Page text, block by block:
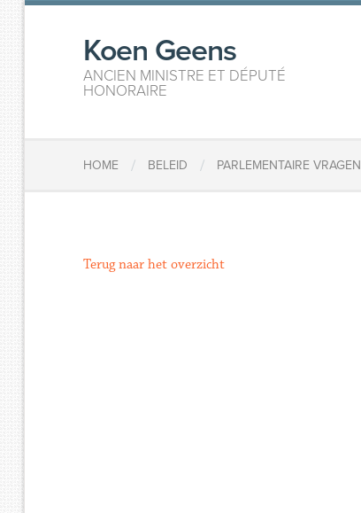
Koen Geens
ANCIEN MINISTRE ET DÉPUTÉ
HONORAIRE
HOME / BELEID / PARLEMENTAIRE VRAGEN
Terug naar het overzicht